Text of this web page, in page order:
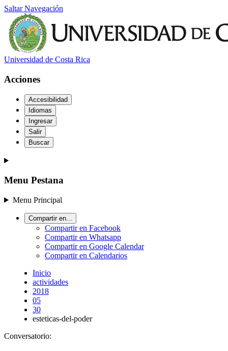
Saltar Navegación
Universidad de Costa Rica
Acciones
Accesibilidad
Idiomas
Ingresar
Salir
Buscar
Menu Pestana
Menu Principal
Compartir en...
Compartir en Facebook
Compartir en Whatsapp
Compartir en Google Calendar
Compartir en Calendarios
Inicio
actividades
2018
05
30
esteticas-del-poder
Conversatorio: